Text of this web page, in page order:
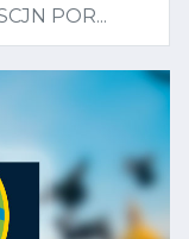
POR...